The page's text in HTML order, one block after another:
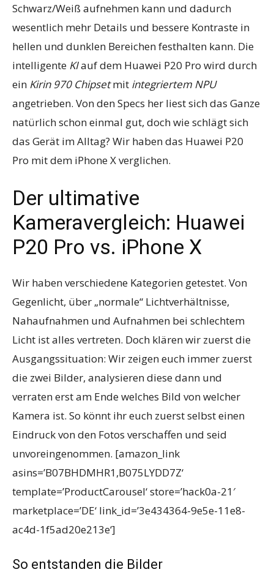
Schwarz/Weiß aufnehmen kann und dadurch
wesentlich mehr Details und bessere Kontraste in
hellen und dunklen Bereichen festhalten kann. Die
intelligente KIauf dem Huawei P20 Pro wird durch
ein Kirin 970 Chipsetmit integriertem NPU
angetrieben. Von den Specs her liest sich das Ganze
natürlich schon einmal gut, doch wie schlägt sich
das Gerät im Alltag? Wir haben das Huawei P20
Pro mit dem iPhone X verglichen.
Der ultimative
Kameravergleich: Huawei
P20 Pro vs. iPhone X
Wir haben verschiedene Kategorien getestet. Von
Gegenlicht, über „normale“ Lichtverhältnisse,
Nahaufnahmen und Aufnahmen bei schlechtem
Licht ist alles vertreten. Doch klären wir zuerst die
Ausgangssituation: Wir zeigen euch immer zuerst
die zwei Bilder, analysieren diese dann und
verraten erst am Ende welches Bild von welcher
Kamera ist. So könnt ihr euch zuerst selbst einen
Eindruck von den Fotos verschaffen und seid
unvoreingenommen. [amazon_link
asins=’B07BHDMHR1,B075LYDD7Z‘
template=’ProductCarousel‘ store=’hack0a-21′
marketplace=’DE‘ link_id=’3e434364-9e5e-11e8-
ac4d-1f5ad20e213e‘]
So entstanden die Bilder